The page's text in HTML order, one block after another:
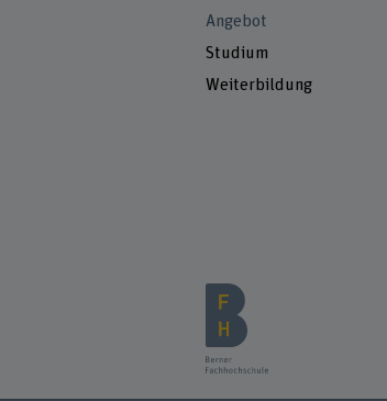
Angebot
Studium
Weiterbildung